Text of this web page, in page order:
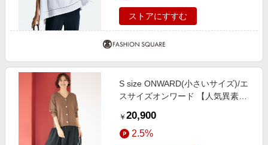
ストアにすすむ
S size ONWARD(小さいサイズ)/エ
スサイズオンワード 【人気異素材
タコンビ ワンピース ブラウン×ブ
ラック 32
￥ 20,900
2.5%